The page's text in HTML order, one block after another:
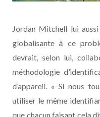
Jordan Mitchell lui
globalisante à ce
devrait, selon lui,
méthodologie
d’appareil. « Si nous
utiliser le même
que chacun faisant cela